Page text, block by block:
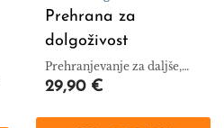
Prehrana za
dolgoživost
Prehranjevanje za daljše,
bolj zdravo življenje
29,90 €